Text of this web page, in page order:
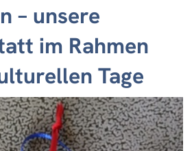
– unsere
im Rahmen
Tage